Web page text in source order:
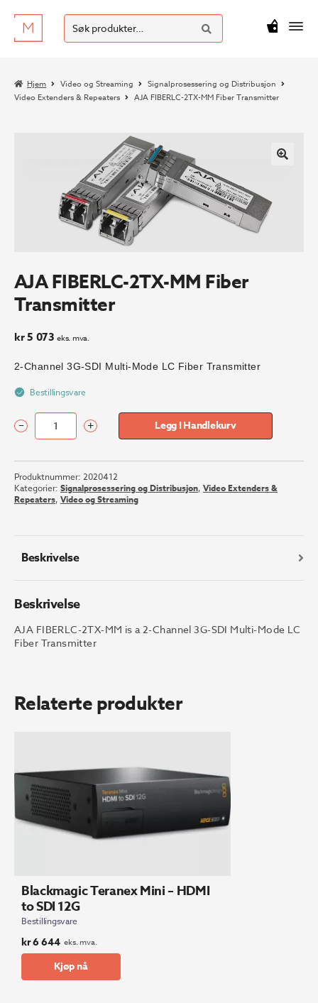
Hopp
til
Hopp
til
Søk
etter:
SØK
kr0
Hjem Video og Streaming
Signalprosessering og Distribusjon
Video Extenders & Repeaters
AJA FIBERLC-2TX-MM Fiber Transmitter
AJA FIBERLC-2TX-MM Fiber
Transmitter
kr5 073 eks. mva.
2-Channel 3G-SDI Multi-Mode LC Fiber Transmitter
Bestillingsvare
AJA
2TX-
MM
Fiber
Transmitter
– + Legg I Handlekurv
Produktnummer: 2020412
Kategorier: Signalprosessering og Distribusjon, Video Extenders &
Repeaters, Video og Streaming
Beskrivelse
Beskrivelse
AJA FIBERLC-2TX-MM is a 2-Channel 3G-SDI Multi-Mode LC
Fiber Transmitter
Relaterte produkter
Blackmagic Teranex Mini – HDMI
to SDI 12G
Bestillingsvare
kr6 644 eks. mva.
Kjøp nå